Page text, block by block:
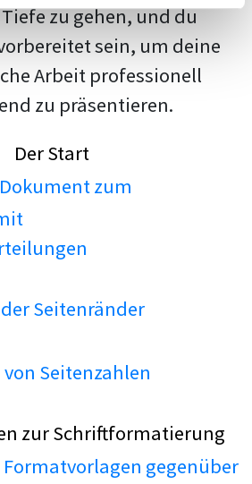
zu gehen, und du
sein, um deine
Arbeit professionell
zu präsentieren.
Der Start
zum
Seitenränder
Seitenzahlen
zur Schriftformatierung
gegenüber